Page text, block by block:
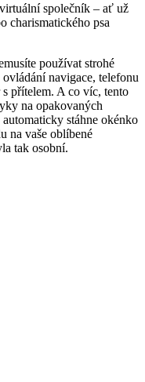
společník – ať už
charismatického psa
používat strohé
navigace, telefonu
přítelem. A co víc, tento
na opakovaných
stáhne okénko
na vaše oblíbené
tak osobní.